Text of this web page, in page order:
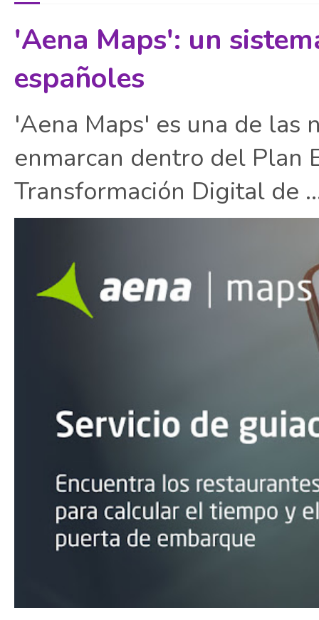
'Aena Maps': un
españoles
'Aena Maps' es una de las
enmarcan dentro del Plan
Transformación Digital de